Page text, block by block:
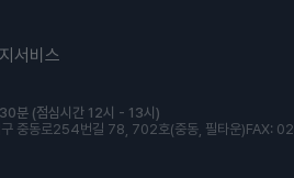
서비스
분 (점심시간 12시 - 13시)
구 중동로254번길 78, 702호(중동, 필타운)FAX: